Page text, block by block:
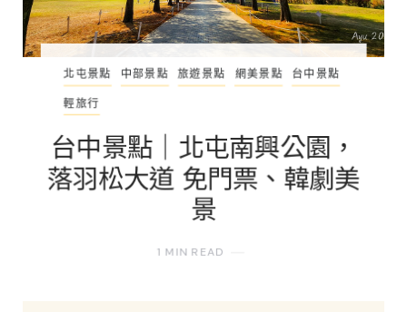
台中美食 台中西區美食 台中南屯美食
2026 台中500碗散步美食地
圖｜第四屆台中入選店家、
地址、特色、Google Maps
路線懶人包
2 MINS READ
北屯景點 中部景點 旅遊景點 網美景點
台中景點
輕旅行
台中景點｜北屯南興公園，
落羽松大道 免門票、韓劇美
景
1 MIN READ
中部景點 旅遊景點 網美景點 烏日景點
台中景點
機車旅遊
台中景點｜冬季田間限定霧
峰溪南的粉紅蕎麥花海